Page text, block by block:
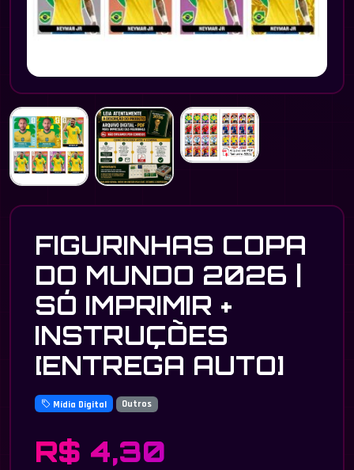
FIGURINHAS COPA
DO MUNDO 2026 |
SÓ IMPRIMIR +
INSTRUÇÕES
[ENTREGA AUTO]
Mídia Digital Outros
R$ 4,30